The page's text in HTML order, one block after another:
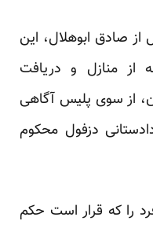
از صادق ابوهلال، این
از منازل و دریافت
از سوی پلیس آگاهی
دزفول محکوم
را که قرار است حکم